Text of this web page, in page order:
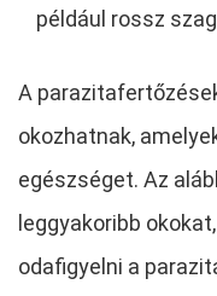
például rossz
A
okozhatnak,
egészséget. Az
leggyakoribb
odafigyelni a